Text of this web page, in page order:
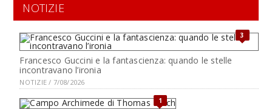
NOTIZIE
3
Francesco Guccini e la fantascienza: quando le stelle
incontravano l’ironia
NOTIZIE / 7/08/2026
1